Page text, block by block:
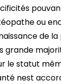
ou
de
grande
le statut
nest